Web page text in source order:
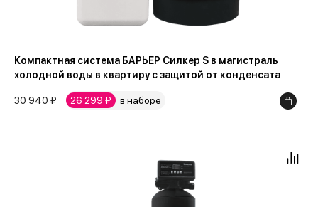
Компактная система БАРЬЕР Силкер S в магистраль
холодной воды в квартиру с защитой от конденсата
30 940 ₽ 26 299 ₽ в наборе